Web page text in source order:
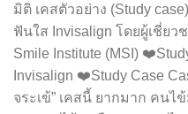
มิติ เคสตัวอย่าง (Study
ฟันใส Invisalign โดยผู้เชี่ย
Smile Institute (MSI)
Invisalign ❤️Study Case
จระเข้” เคสนี้ ยากมาก คนไ